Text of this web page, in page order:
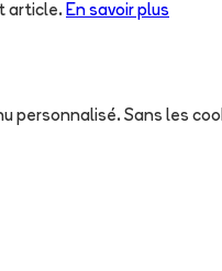
article. En savoir plus
personnalisé. Sans les